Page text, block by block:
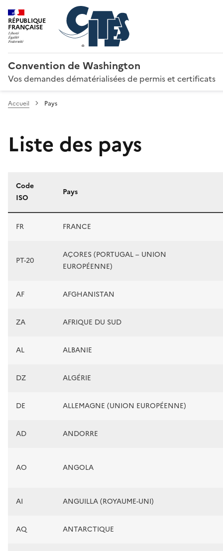
RÉPUBLIQUE
FRANÇAISE
Convention de Washington
Vos demandes dématérialisées de permis et certificats
Accueil Pays
Liste des pays
Liste des pays
Code
ISO
Pays
FR FRANCE
PT-20
AÇORES (PORTUGAL – UNION
EUROPÉENNE)
AF AFGHANISTAN
ZA AFRIQUE DU SUD
AL ALBANIE
DZ ALGÉRIE
DE ALLEMAGNE (UNION EUROPÉENNE)
AD ANDORRE
AO ANGOLA
AI ANGUILLA (ROYAUME-UNI)
AQ ANTARCTIQUE